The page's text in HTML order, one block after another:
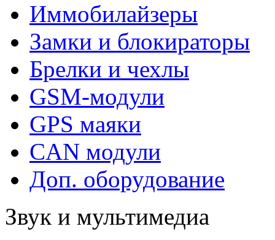
Иммобилайзеры
Замки и блокираторы
Брелки и чехлы
GSM-модули
GPS маяки
CAN модули
Доп. оборудование
Звук и мультимедиа